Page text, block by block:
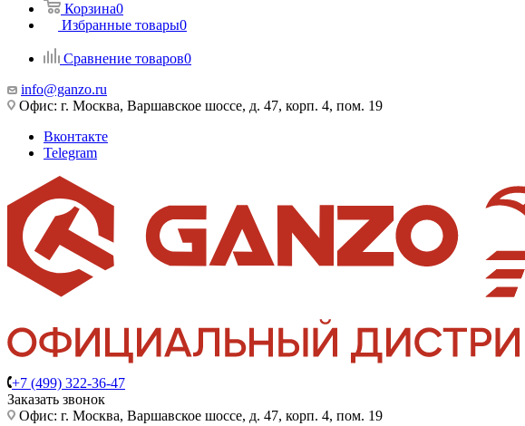
Корзина0
Избранные товары0
Сравнение товаров0
info@ganzo.ru
Офис: г. Москва, Варшавское шоссе, д. 47, корп. 4, пом. 19
Вконтакте
Telegram
+7 (499) 322-36-47
Заказать звонок
Офис: г. Москва, Варшавское шоссе, д. 47, корп. 4, пом. 19